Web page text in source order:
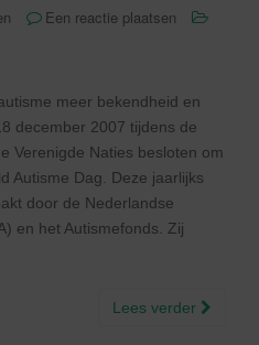
Een reactie plaatsen
meer bekendheid en
december 2007 tijdens de
Verenigde Naties besloten om
Autisme Dag. Deze jaarlijks
door de Nederlandse
en het Autismefonds. Zij
Lees verder